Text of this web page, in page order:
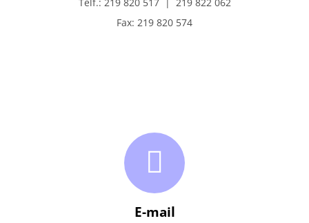
Fax: 219 820 574
E-mail